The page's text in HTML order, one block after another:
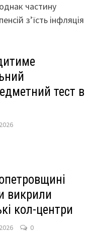
частину
з’їсть інфляція
тест в
викрили
кол-центри
0